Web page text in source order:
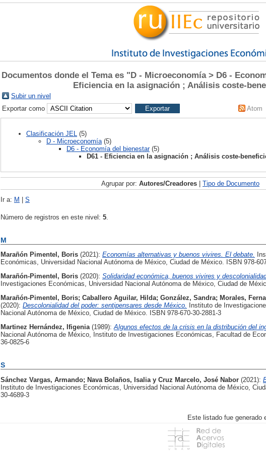
Documentos donde el Tema es "D - Microeconomía > D6 -
Eficiencia en la asignación ; Análisis coste-
Subir un nivel
Exportar como
Atom
Clasificación JEL
(5)
D - Microeconomía (5)
D6 - Economía del bienestar(5)
D61 - Eficiencia en la asignación ; Análisis coste-
Agrupar por: Autores/Creadores | Tipo de Documento
Ir a: M | S
Número de registros en este nivel: 5
M
Marañón Pimentel, Boris (2021): Economías alternativas y buenos vivires. El debate.
Económicas, Universidad Nacional Autónoma de México, Ciudad de México. ISBN 978-
Marañón-Pimentel, Boris (2020): Solidaridad económica, buenos vivires y
Investigaciones Económicas, Universidad Nacional Autónoma de México, Ciudad de
Marañón-Pimentel, Boris; Caballero Aguilar, Hilda; González, Sandra; Morales,
(2020): Descolonialidad del poder: sentipensares desde México.
Instituto de
Nacional Autónoma de México, Ciudad de México. ISBN 978-670-30-2881-3
Martinez Hernández, Ifigenia (1989): Algunos efectos de la crisis en la distribución del
Nacional Autónoma de México, Instituto de Investigaciones Económicas, Facultad de
36-0825-6
S
Sánchez Vargas, Armando; Nava Bolaños, Isalia y Cruz Marcelo, José Nabor (2021):
Instituto de Investigaciones Económicas, Universidad Nacional Autónoma de México,
30-4689-3
Este listado fue generado